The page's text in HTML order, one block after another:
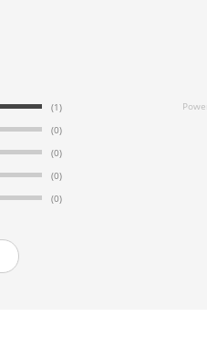
(1)
(0)
(0)
(0)
(0)